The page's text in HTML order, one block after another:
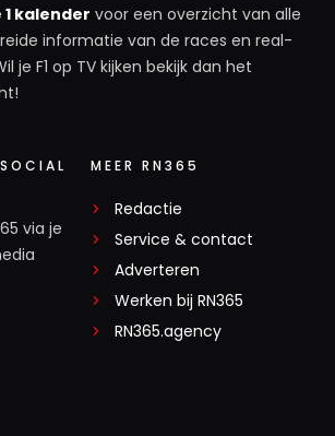
kalender voor een overzicht van alle
informatie van de races en real-
je F1 op TV kijken bekijk dan het
via je
MEER RN365
Redactie
Service & contact
Adverteren
Werken bij RN365
RN365.agency